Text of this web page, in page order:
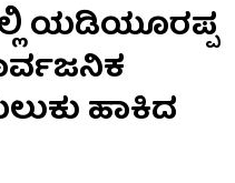
ಯಡಿಯೂರಪ್ಪ
ಹಾಕಿದ